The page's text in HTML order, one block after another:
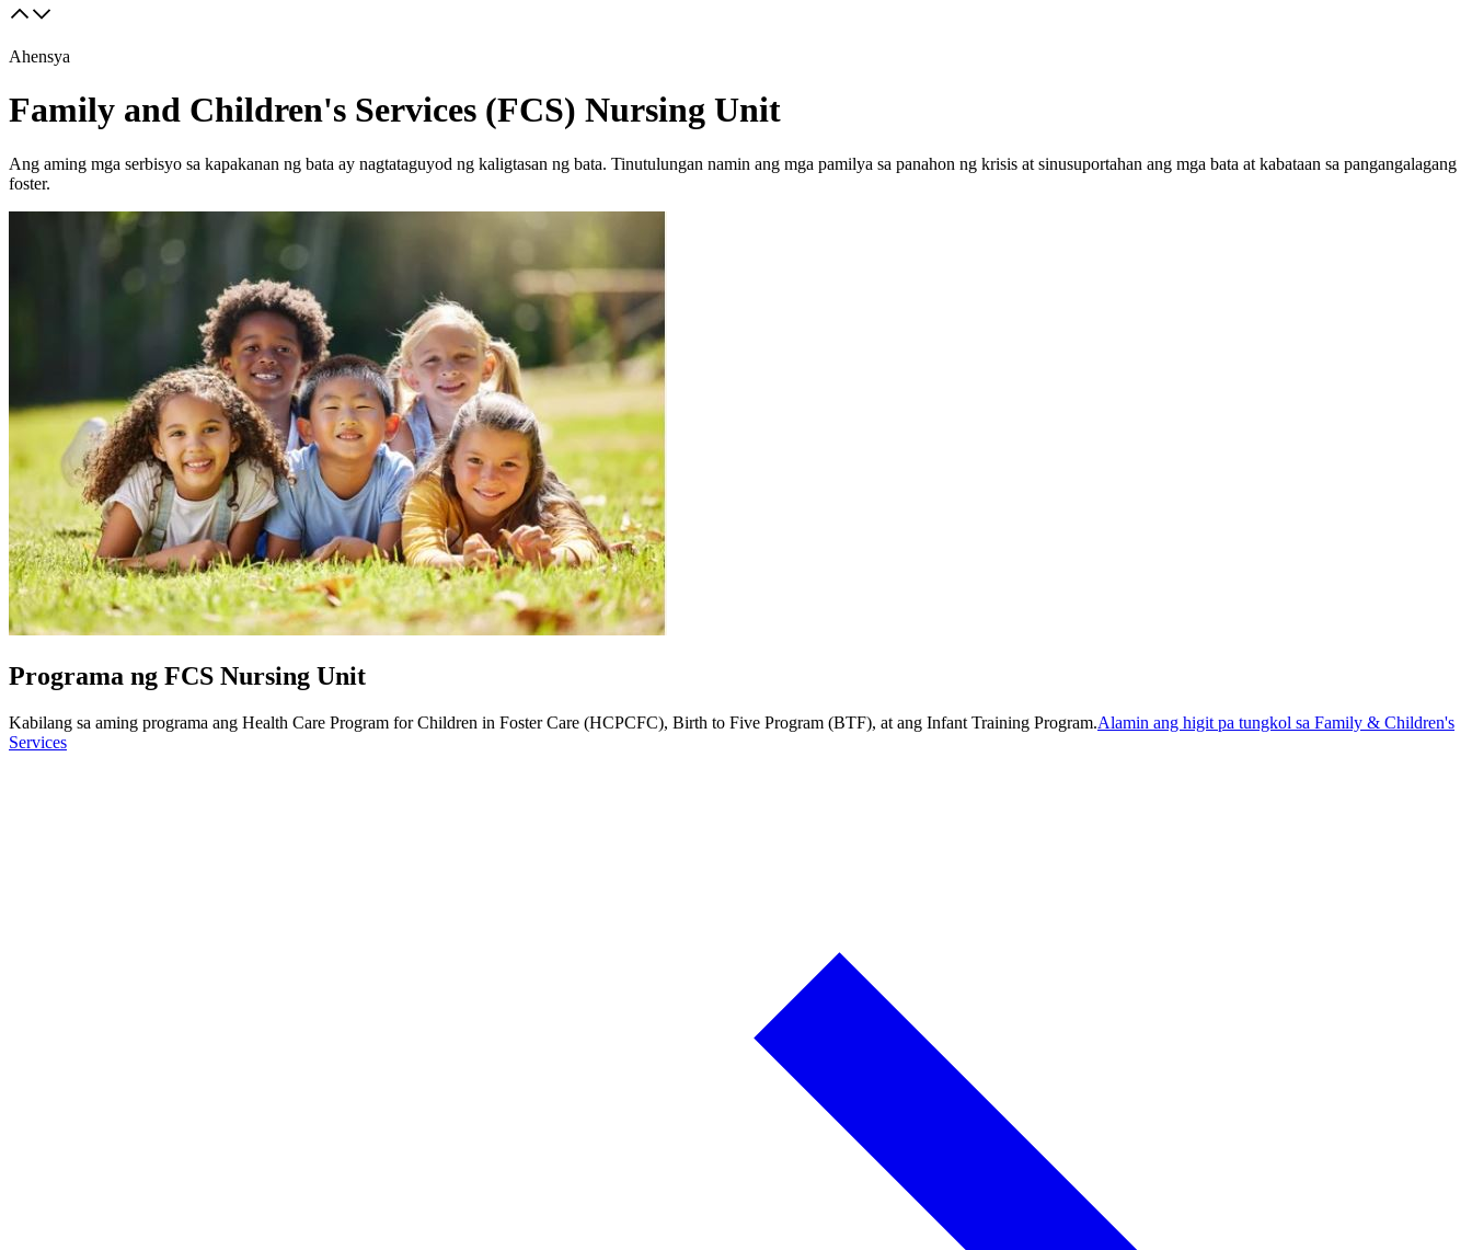
Ahensya
Family and Children's Services (FCS) Nursing Unit
Ang aming mga serbisyo sa kapakanan ng bata ay nagtataguyod ng kaligtasan ng bata. Tinutulungan namin ang mga pamilya sa panahon ng krisis at sinusuportahan ang mga bata at kabataan sa pangangalagang
foster.
Programa ng FCS Nursing Unit
Kabilang sa aming programa ang Health Care Program for Children in Foster Care (HCPCFC), Birth to Five Program (BTF), at ang Infant Training Program.Alamin ang higit pa tungkol sa Family & Children's
Services